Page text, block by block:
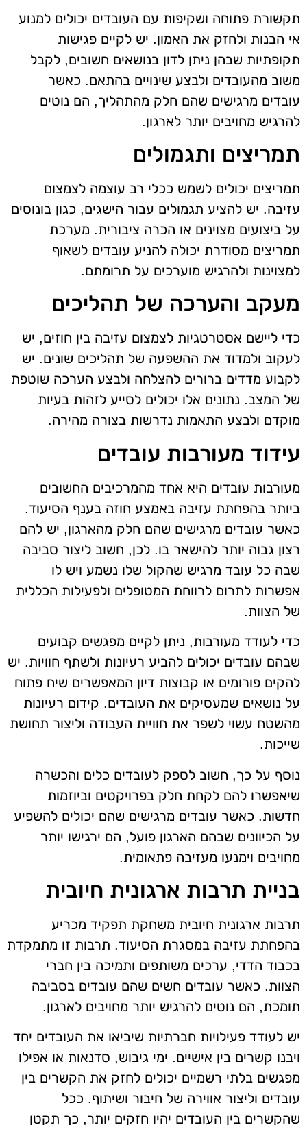
תקשורת פתוחה ושקיפות עם העובדים יכולים למנוע
אי הבנות ולחזק את האמון. יש לקיים פגישות
תקופתיות שבהן ניתן לדון בנושאים חשובים, לקבל
משוב מהעובדים ולבצע שינויים בהתאם. כאשר
עובדים מרגישים שהם חלק מהתהליך, הם נוטים
להרגיש מחויבים יותר לארגון.
תמריצים ותגמולים
תמריצים יכולים לשמש ככלי רב עוצמה לצמצום
עזיבה. יש להציע תגמולים עבור הישגים, כגון בונוסים
על ביצועים מצוינים או הכרה ציבורית. מערכת
תמריצים מסודרת יכולה להניע עובדים לשאוף
למצוינות ולהרגיש מוערכים על תרומתם.
מעקב והערכה של תהליכים
כדי ליישם אסטרטגיות לצמצום עזיבה בין חוזים, יש
לעקוב ולמדוד את ההשפעה של תהליכים שונים. יש
לקבוע מדדים ברורים להצלחה ולבצע הערכה שוטפת
של המצב. נתונים אלו יכולים לסייע לזהות בעיות
מוקדם ולבצע התאמות נדרשות בצורה מהירה.
עידוד מעורבות עובדים
מעורבות עובדים היא אחד מהמרכיבים החשובים
ביותר בהפחתת עזיבה באמצע חוזה בענף הסיעוד.
כאשר עובדים מרגישים שהם חלק מהארגון, יש להם
רצון גבוה יותר להישאר בו. לכן, חשוב ליצור סביבה
שבה כל עובד מרגיש שהקול שלו נשמע ויש לו
אפשרות לתרום לרווחת המטופלים ולפעילות הכללית
של הצוות.
כדי לעודד מעורבות, ניתן לקיים מפגשים קבועים
שבהם עובדים יכולים להביע רעיונות ולשתף חוויות. יש
להקים פורומים או קבוצות דיון המאפשרים שיח פתוח
על נושאים שמעסיקים את העובדים. קידום רעיונות
מהשטח עשוי לשפר את חוויית העבודה וליצור תחושת
שייכות.
נוסף על כך, חשוב לספק לעובדים כלים והכשרה
שיאפשרו להם לקחת חלק בפרויקטים וביוזמות
חדשות. כאשר עובדים מרגישים שהם יכולים להשפיע
על הכיוונים שבהם הארגון פועל, הם ירגישו יותר
מחויבים וימנעו מעזיבה פתאומית.
בניית תרבות ארגונית חיובית
תרבות ארגונית חיובית משחקת תפקיד מכריע
בהפחתת עזיבה במסגרת הסיעוד. תרבות זו מתמקדת
בכבוד הדדי, ערכים משותפים ותמיכה בין חברי
הצוות. כאשר עובדים חשים שהם עובדים בסביבה
תומכת, הם נוטים להרגיש יותר מחויבים לארגון.
יש לעודד פעילויות חברתיות שיביאו את העובדים יחד
ויבנו קשרים בין אישיים. ימי גיבוש, סדנאות או אפילו
מפגשים בלתי רשמיים יכולים לחזק את הקשרים בין
עובדים וליצור אווירה של חיבור ושיתוף. ככל
שהקשרים בין העובדים יהיו חזקים יותר, כך תקטן